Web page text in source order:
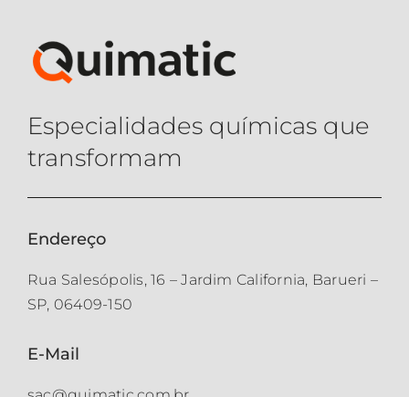
Especialidades químicas que
transformam
Endereço
Rua Salesópolis, 16 – Jardim California, Barueri –
SP, 06409-150
E-Mail